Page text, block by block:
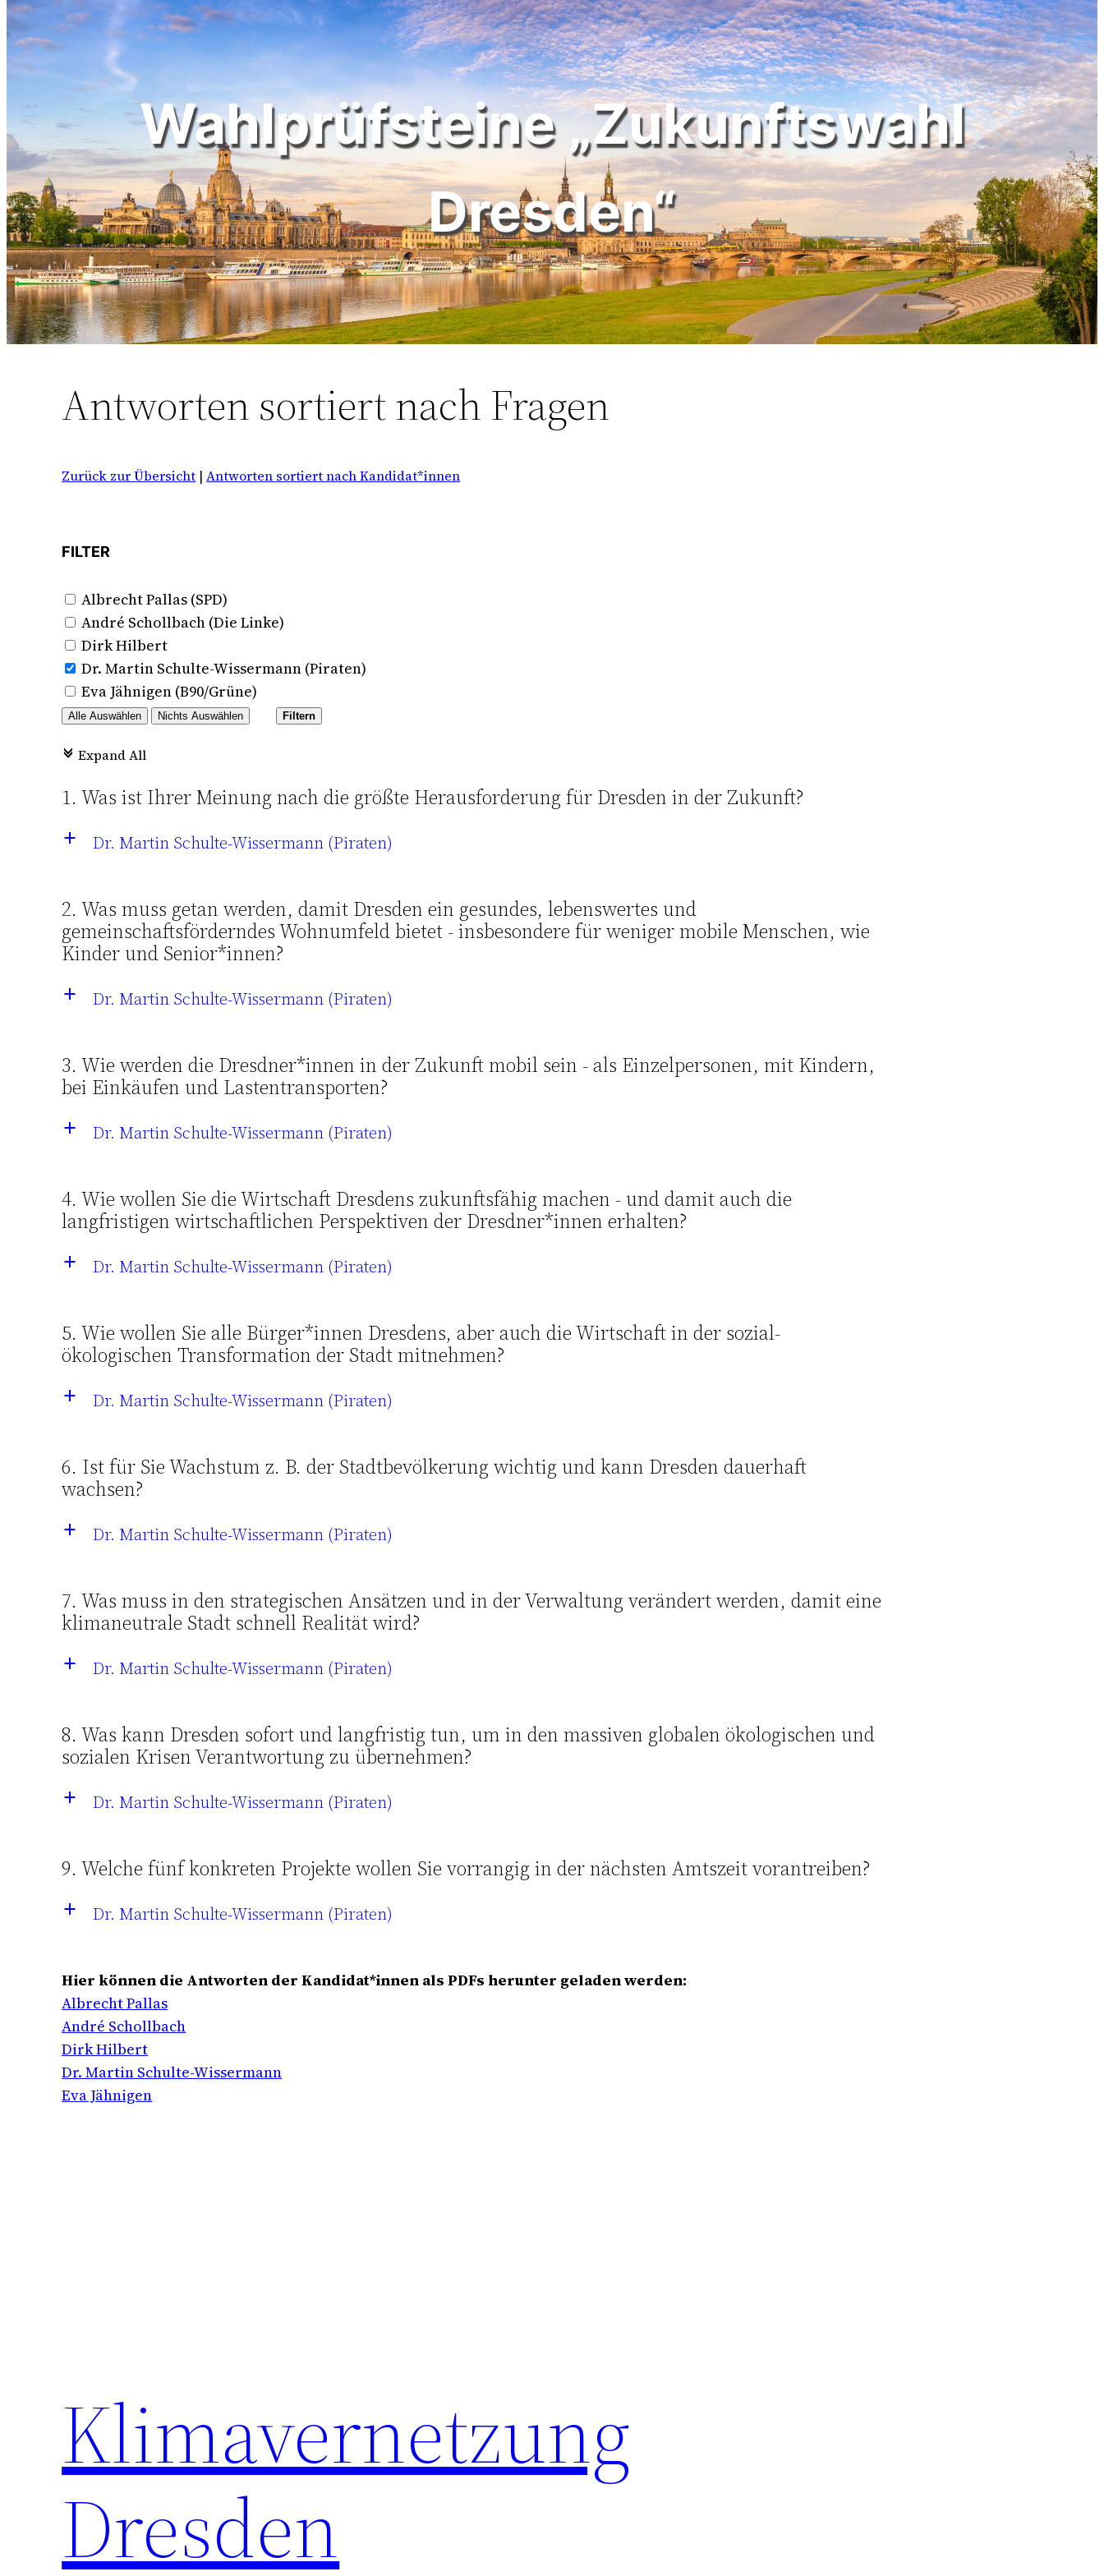
Wahlprüfsteine „Zukunftswahl
Dresden“
Antworten sortiert nach Fragen
Zurück zur Übersicht |Antworten sortiert nach Kandidat*innen
FILTER
Albrecht Pallas (SPD)
André Schollbach (Die Linke)
Dirk Hilbert
Dr. Martin Schulte-Wissermann (Piraten)
Eva Jähnigen (B90/Grüne)
Alle Auswählen Nichts Auswählen Filtern
c Expand All
1. Was ist Ihrer Meinung nach die größte Herausforderung für Dresden in der Zukunft?
a Dr. Martin Schulte-Wissermann (Piraten)
2. Was muss getan werden, damit Dresden ein gesundes, lebenswertes und
gemeinschaftsförderndes Wohnumfeld bietet - insbesondere für weniger mobile Menschen, wie
Kinder und Senior*innen?
a Dr. Martin Schulte-Wissermann (Piraten)
3. Wie werden die Dresdner*innen in der Zukunft mobil sein - als Einzelpersonen, mit Kindern,
bei Einkäufen und Lastentransporten?
a Dr. Martin Schulte-Wissermann (Piraten)
4. Wie wollen Sie die Wirtschaft Dresdens zukunftsfähig machen - und damit auch die
langfristigen wirtschaftlichen Perspektiven der Dresdner*innen erhalten?
a Dr. Martin Schulte-Wissermann (Piraten)
5. Wie wollen Sie alle Bürger*innen Dresdens, aber auch die Wirtschaft in der sozial-
ökologischen Transformation der Stadt mitnehmen?
a Dr. Martin Schulte-Wissermann (Piraten)
6. Ist für Sie Wachstum z. B. der Stadtbevölkerung wichtig und kann Dresden dauerhaft
wachsen?
a Dr. Martin Schulte-Wissermann (Piraten)
7. Was muss in den strategischen Ansätzen und in der Verwaltung verändert werden, damit eine
klimaneutrale Stadt schnell Realität wird?
a Dr. Martin Schulte-Wissermann (Piraten)
8. Was kann Dresden sofort und langfristig tun, um in den massiven globalen ökologischen und
sozialen Krisen Verantwortung zu übernehmen?
a Dr. Martin Schulte-Wissermann (Piraten)
9. Welche fünf konkreten Projekte wollen Sie vorrangig in der nächsten Amtszeit vorantreiben?
a Dr. Martin Schulte-Wissermann (Piraten)
Hier können die Antworten der Kandidat*innen als PDFs herunter geladen werden:
Albrecht Pallas
André Schollbach
Dirk Hilbert
Dr. Martin Schulte-Wissermann
Eva Jähnigen
Klimavernetzung
Dresden